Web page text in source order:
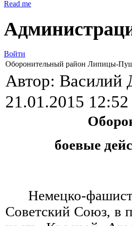
Read me
Войти
Оборонительный район Липицы-
Автор: Василий
21.01.2015 12:52
боевые
Немецко-
Советский Союз, в